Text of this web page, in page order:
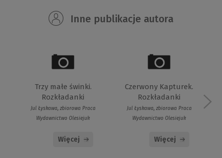
Inne publikacje autora
Trzy małe świnki.
Rozkładanki
Jul Łyskawa, zbiorowa Praca
Wydawnictwo Olesiejuk
Więcej
Czerwony Kapturek.
Rozkładanki
Jul Łyskawa, zbiorowa Praca
Wydawnictwo Olesiejuk
Więcej